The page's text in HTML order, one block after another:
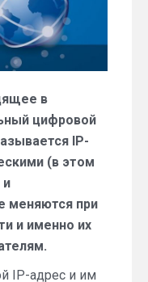
в
цифровой
IP-
(в этом
и
меняются при
и именно их
IP-адрес и им